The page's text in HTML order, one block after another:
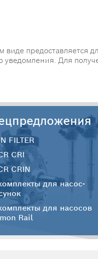
предоставляется
уведомления. Для
FILTER
CRI
CRIN
для насос-
для насосов
Rail